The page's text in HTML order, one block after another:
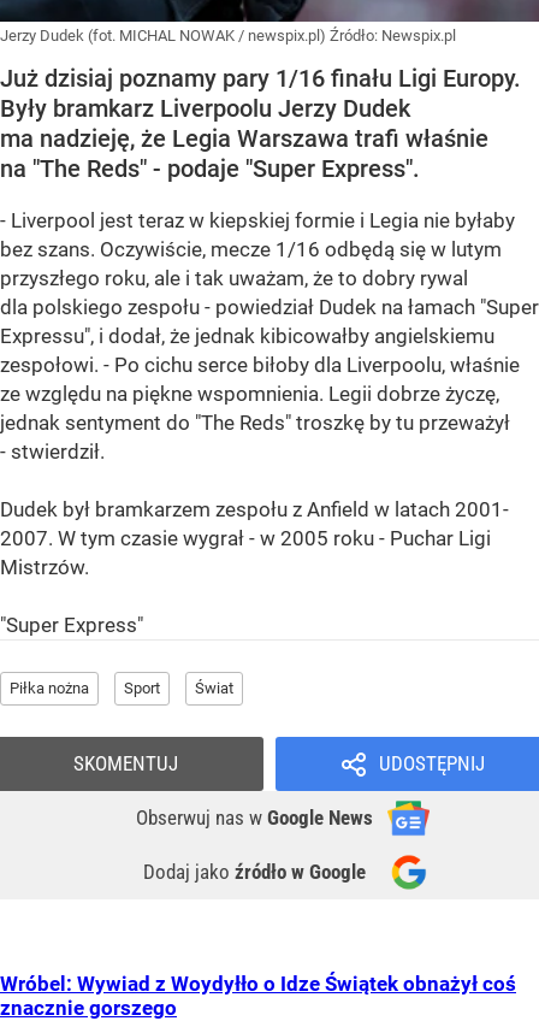
Jerzy Dudek (fot. MICHAL NOWAK / newspix.pl) Źródło: Newspix.pl
Już dzisiaj poznamy pary 1/16 finału Ligi Europy.
Były bramkarz Liverpoolu Jerzy Dudek
ma nadzieję, że Legia Warszawa trafi właśnie
na "The Reds" - podaje "Super Express".
- Liverpool jest teraz w kiepskiej formie i Legia nie byłaby
bez szans. Oczywiście, mecze 1/16 odbędą się w lutym
przyszłego roku, ale i tak uważam, że to dobry rywal
dla polskiego zespołu - powiedział Dudek na łamach "Super
Expressu", i dodał, że jednak kibicowałby angielskiemu
zespołowi. - Po cichu serce biłoby dla Liverpoolu, właśnie
ze względu na piękne wspomnienia. Legii dobrze życzę,
jednak sentyment do "The Reds" troszkę by tu przeważył
- stwierdził.
Dudek był bramkarzem zespołu z Anfield w latach 2001-
2007. W tym czasie wygrał - w 2005 roku - Puchar Ligi
Mistrzów.
"Super Express"
Piłka nożna Sport Świat
UDOSTĘPNIJ
Obserwuj nas w Google News
Dodaj jako źródło w Google
SKOMENTUJ
Wróbel: Wywiad z Woydyłło o Idze Świątek obnażył coś
znacznie gorszego